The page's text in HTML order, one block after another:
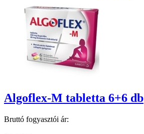
Algoflex-M tabletta 6+6 db
Bruttó fogyasztói ár: